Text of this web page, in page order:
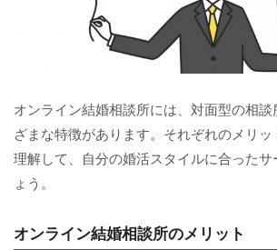
オンライン結婚相談所には、対面型の相談
ざまな特徴があります。それぞれのメリ
理解して、自分の婚活スタイルに合ったサ
ょう。
オンライン結婚相談所のメリット